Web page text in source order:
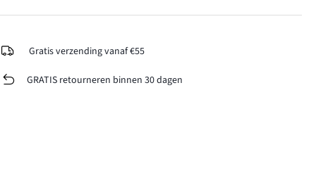
Gratis verzending vanaf €55
GRATIS retourneren binnen 30 dagen